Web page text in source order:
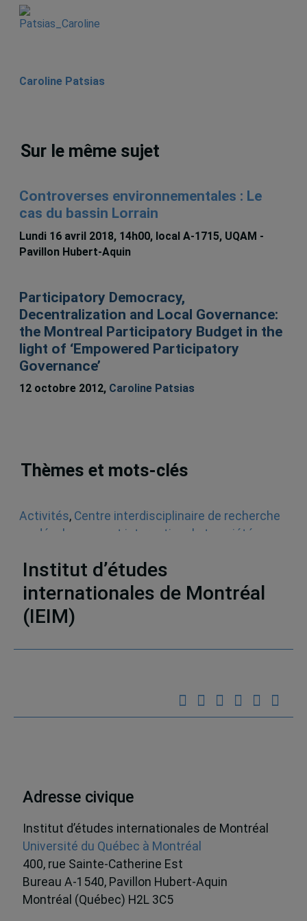
Caroline Patsias
Sur le même sujet
Controverses environnementales : Le
cas du bassin Lorrain
Lundi 16 avril 2018, 14h00, local A-1715, UQAM -
Pavillon Hubert-Aquin
Participatory Democracy,
Decentralization and Local Governance:
the Montreal Participatory Budget in the
light of ‘Empowered Participatory
Governance’
12 octobre 2012, Caroline Patsias
Thèmes et mots-clés
Activités, Centre interdisciplinaire de recherche
en développement international et société
Institut d’études
internationales de Montréal
(IEIM)
Adresse civique
Institut d’études internationales de Montréal
Université du Québec à Montréal
400, rue Sainte-Catherine Est
Bureau A-1540, Pavillon Hubert-Aquin
Montréal (Québec) H2L 3C5